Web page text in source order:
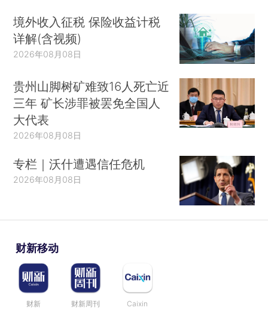
境外收入征税 保险收益计税
详解(含视频)
2026年08月08日
贵州山脚树矿难致16人死亡近
三年 矿长涉罪被罢免全国人
大代表
2026年08月08日
专栏｜沃什遭遇信任危机
2026年08月08日
财新移动
财新 财新周刊 Caixin